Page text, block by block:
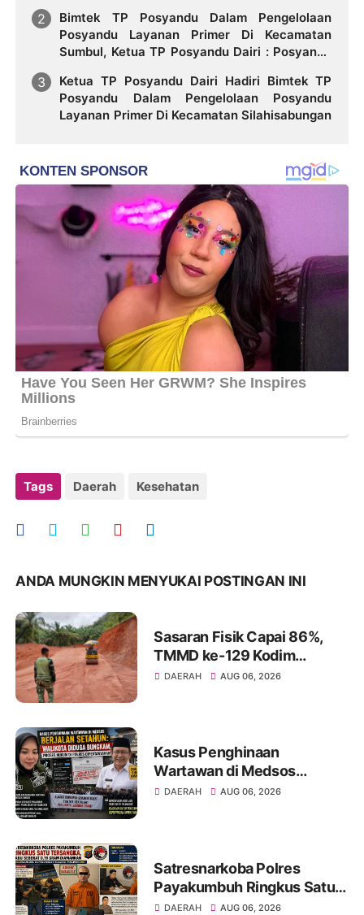
Bimtek TP Posyandu Dalam Pengelolaan
Posyandu Layanan Primer Di Kecamatan
Sumbul, Ketua TP Posyandu Dairi : Posyandu
Layanan Kesehatan Melalui 6 Layanan Dasar
Ketua TP Posyandu Dairi Hadiri Bimtek TP
Posyandu Dalam Pengelolaan Posyandu
Layanan Primer Di Kecamatan Silahisabungan
Tags Daerah Kesehatan
ANDA MUNGKIN MENYUKAI POSTINGAN INI
Sasaran Fisik Capai 86%,
TMMD ke-129 Kodim
0306/50 Kota Berjalan
DAERAH AUG 06, 2026
Kasus Penghinaan
Wartawan di Medsos
Berjalan Setahun: Walikota
DAERAH AUG 06, 2026
Satresnarkoba Polres
Payakumbuh Ringkus Satu
Tersangka, Sabu Seberat
DAERAH AUG 06, 2026